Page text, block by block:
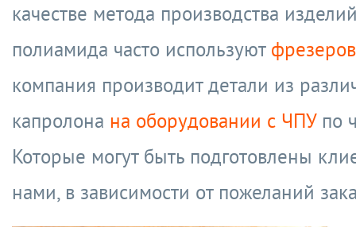
качестве метода производства
полиамида часто используют
компания производит детали из
капролона на оборудовании с ЧПУпо
Которые могут быть подготовлены
нами, в зависимости от пожеланий